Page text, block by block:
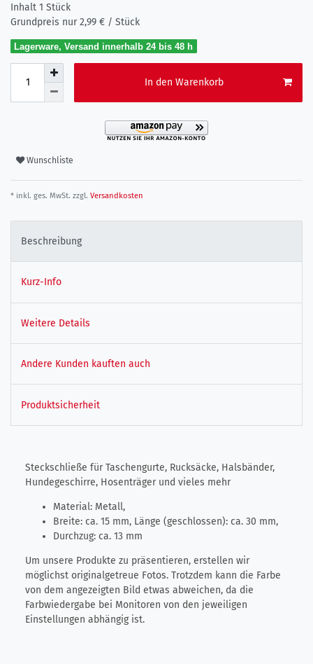
Inhalt 1 Stück
Grundpreis nur2,99 € / Stück
Lagerware, Versand innerhalb 24 bis 48 h
In den Warenkorb
Wunschliste
* inkl. ges. MwSt. zzgl. Versandkosten
Beschreibung
Kurz-Info
Weitere Details
Andere Kunden kauften auch
Produktsicherheit
Steckschließe für Taschengurte, Rucksäcke, Halsbänder,
Hundegeschirre, Hosenträger und vieles mehr
Material: Metall,
Breite: ca. 15 mm, Länge (geschlossen): ca. 30 mm,
Durchzug: ca. 13 mm
Um unsere Produkte zu präsentieren, erstellen wir
möglichst originalgetreue Fotos. Trotzdem kann die Farbe
von dem angezeigten Bild etwas abweichen, da die
Farbwiedergabe bei Monitoren von den jeweiligen
Einstellungen abhängig ist.